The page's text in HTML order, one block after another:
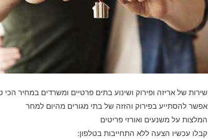
שירות של אריזה ופירוק ושינוע בתים פרטיים ומשרדים במחיר הכי
אפשר להסתייע בפירוק והזזה של בתי מגורים מהיום למחר
המלצות על משנעים ואורזי פריטים
קבלו עכשיו הצעה ללא התחייבות בטלפון: